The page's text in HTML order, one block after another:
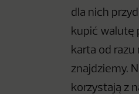
dla nich
kupić walutę
karta od
znajdziemy.
korzystają z